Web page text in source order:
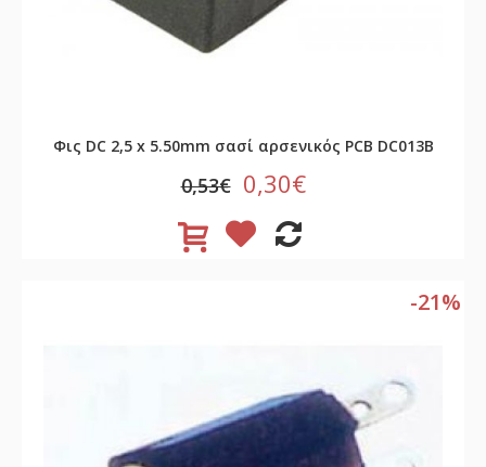
Φις DC 2,5 x 5.50mm σασί αρσενικός PCB DC013B
0,53€ 0,30€
-21%